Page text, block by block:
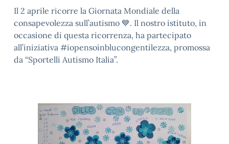
Il 2 aprile ricorre la Giornata Mondiale della
consapevolezza sull’autismo 💙. Il nostro istituto, in
occasione di questa ricorrenza, ha partecipato
all’iniziativa #iopensoinblucongentilezza, promossa
da “Sportelli Autismo Italia”.